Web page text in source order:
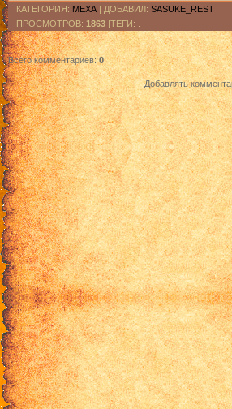
КАТЕГОРИЯ: МЕХА | ДОБАВИЛ: SASUKE_REST
ПРОСМОТРОВ: 1863 |ТЕГИ: .
Всего комментариев:0
Добавлять